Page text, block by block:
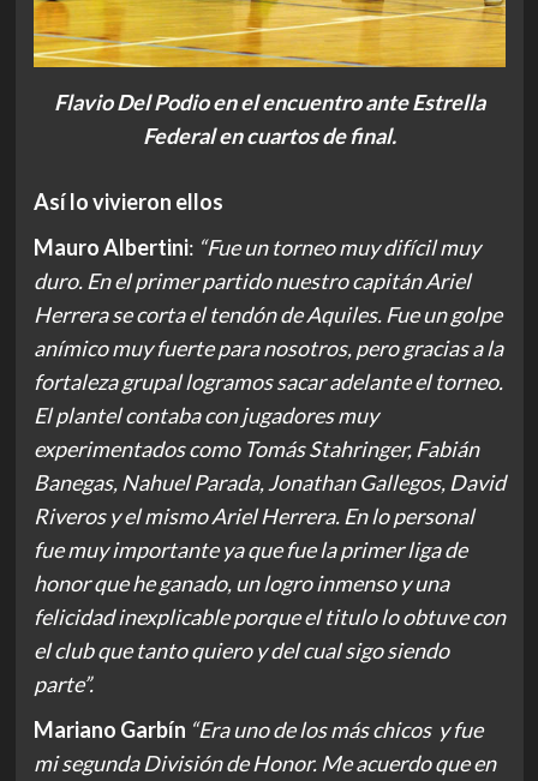
Flavio Del Podio en el encuentro ante Estrella
Federal en cuartos de final.
Así lo vivieron ellos
Mauro Albertini: “Fue un torneo muy difícil muy
duro. En el primer partido nuestro capitán Ariel
Herrera se corta el tendón de Aquiles. Fue un golpe
anímico muy fuerte para nosotros, pero gracias a la
fortaleza grupal logramos sacar adelante el torneo.
El plantel contaba con jugadores muy
experimentados como Tomás Stahringer, Fabián
Banegas, Nahuel Parada, Jonathan Gallegos, David
Riveros y el mismo Ariel Herrera. En lo personal
fue muy importante ya que fue la primer liga de
honor que he ganado, un logro inmenso y una
felicidad inexplicable porque el titulo lo obtuve con
el club que tanto quiero y del cual sigo siendo
parte”.
Mariano Garbín “Era uno de los más chicos y fue
mi segunda División de Honor. Me acuerdo que en